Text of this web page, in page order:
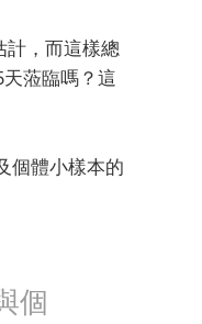
計，而這樣總
蒞臨嗎？這
個體小樣本的
個